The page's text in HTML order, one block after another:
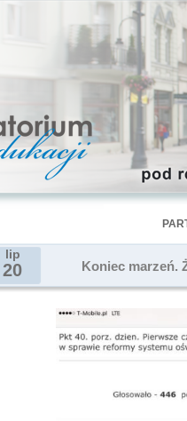
lip
20 Koniec marzeń.